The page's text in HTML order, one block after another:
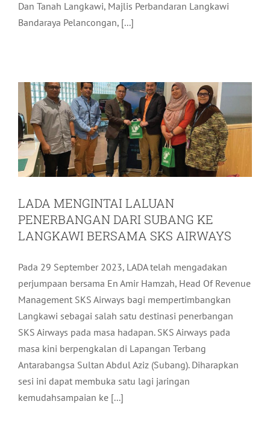
Dan Tanah Langkawi, Majlis Perbandaran Langkawi
Bandaraya Pelancongan, [...]
LADA MENGINTAI LALUAN
LADA MENGINTAI LALUAN
PENERBANGAN DARI SUBANG KE
LANGKAWI BERSAMA SKS AIRWAYS
Pada 29 September 2023, LADA telah mengadakan
perjumpaan bersama En Amir Hamzah, Head Of Revenue
Management SKS Airways bagi mempertimbangkan
Langkawi sebagai salah satu destinasi penerbangan
SKS Airways pada masa hadapan. SKS Airways pada
masa kini berpengkalan di Lapangan Terbang
Antarabangsa Sultan Abdul Aziz (Subang). Diharapkan
sesi ini dapat membuka satu lagi jaringan
kemudahsampaian ke [...]
TANGGUNGJAWAB SOSIAL KORPORAT